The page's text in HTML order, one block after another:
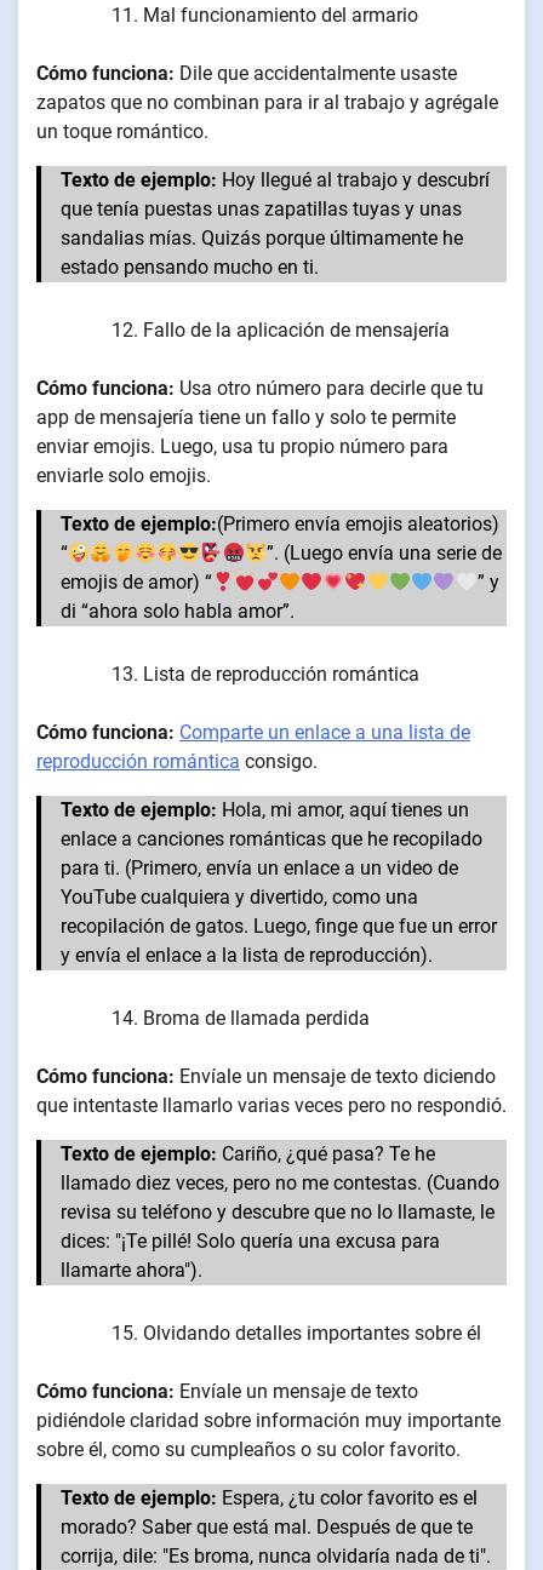
Mal funcionamiento del armario
Cómo funciona: Dile que accidentalmente usaste
zapatos que no combinan para ir al trabajo y agrégale
un toque romántico.
Texto de ejemplo: Hoy llegué al trabajo y descubrí
que tenía puestas unas zapatillas tuyas y unas
sandalias mías. Quizás porque últimamente he
estado pensando mucho en ti.
Fallo de la aplicación de mensajería
Cómo funciona: Usa otro número para decirle que tu
app de mensajería tiene un fallo y solo te permite
enviar emojis. Luego, usa tu propio número para
enviarle solo emojis.
Texto de ejemplo:(Primero envía emojis aleatorios)
“
”. (Luego envía una serie de
emojis de amor) “
” y
di “ahora solo habla amor”.
Lista de reproducción romántica
Cómo funciona: Comparte un enlace a una lista de
reproducción romántica consigo.
Texto de ejemplo: Hola, mi amor, aquí tienes un
enlace a canciones románticas que he recopilado
para ti. (Primero, envía un enlace a un video de
YouTube cualquiera y divertido, como una
recopilación de gatos. Luego, finge que fue un error
y envía el enlace a la lista de reproducción).
Broma de llamada perdida
Cómo funciona: Envíale un mensaje de texto diciendo
que intentaste llamarlo varias veces pero no respondió.
Texto de ejemplo: Cariño, ¿qué pasa? Te he
llamado diez veces, pero no me contestas. (Cuando
revisa su teléfono y descubre que no lo llamaste, le
dices: "¡Te pillé! Solo quería una excusa para
llamarte ahora").
Olvidando detalles importantes sobre él
Cómo funciona: Envíale un mensaje de texto
pidiéndole claridad sobre información muy importante
sobre él, como su cumpleaños o su color favorito.
Texto de ejemplo: Espera, ¿tu color favorito es el
morado? Saber que está mal. Después de que te
corrija, dile: "Es broma, nunca olvidaría nada de ti".